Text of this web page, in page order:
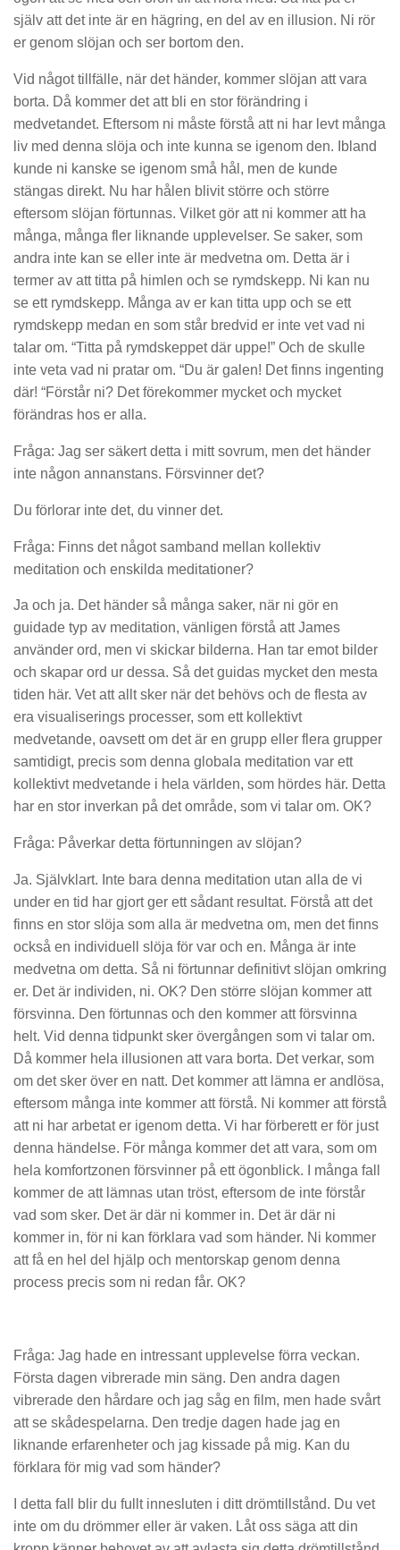
själv att det inte är en hägring, en del av en illusion. Ni rör
er genom slöjan och ser bortom den.
Vid något tillfälle, när det händer, kommer slöjan att vara
borta. Då kommer det att bli en stor förändring i
medvetandet. Eftersom ni måste förstå att ni har levt många
liv med denna slöja och inte kunna se igenom den. Ibland
kunde ni kanske se igenom små hål, men de kunde
stängas direkt. Nu har hålen blivit större och större
eftersom slöjan förtunnas. Vilket gör att ni kommer att ha
många, många fler liknande upplevelser. Se saker, som
andra inte kan se eller inte är medvetna om. Detta är i
termer av att titta på himlen och se rymdskepp. Ni kan nu
se ett rymdskepp. Många av er kan titta upp och se ett
rymdskepp medan en som står bredvid er inte vet vad ni
talar om. “Titta på rymdskeppet där uppe!” Och de skulle
inte veta vad ni pratar om. “Du är galen! Det finns ingenting
där! “Förstår ni? Det förekommer mycket och mycket
förändras hos er alla.
Fråga: Jag ser säkert detta i mitt sovrum, men det händer
inte någon annanstans. Försvinner det?
Du förlorar inte det, du vinner det.
Fråga: Finns det något samband mellan kollektiv
meditation och enskilda meditationer?
Ja och ja. Det händer så många saker, när ni gör en
guidade typ av meditation, vänligen förstå att James
använder ord, men vi skickar bilderna. Han tar emot bilder
och skapar ord ur dessa. Så det guidas mycket den mesta
tiden här. Vet att allt sker när det behövs och de flesta av
era visualiserings processer, som ett kollektivt
medvetande, oavsett om det är en grupp eller flera grupper
samtidigt, precis som denna globala meditation var ett
kollektivt medvetande i hela världen, som hördes här. Detta
har en stor inverkan på det område, som vi talar om. OK?
Fråga: Påverkar detta förtunningen av slöjan?
Ja. Självklart. Inte bara denna meditation utan alla de vi
under en tid har gjort ger ett sådant resultat. Förstå att det
finns en stor slöja som alla är medvetna om, men det finns
också en individuell slöja för var och en. Många är inte
medvetna om detta. Så ni förtunnar definitivt slöjan omkring
er. Det är individen, ni. OK? Den större slöjan kommer att
försvinna. Den förtunnas och den kommer att försvinna
helt. Vid denna tidpunkt sker övergången som vi talar om.
Då kommer hela illusionen att vara borta. Det verkar, som
om det sker över en natt. Det kommer att lämna er andlösa,
eftersom många inte kommer att förstå. Ni kommer att förstå
att ni har arbetat er igenom detta. Vi har förberett er för just
denna händelse. För många kommer det att vara, som om
hela komfortzonen försvinner på ett ögonblick. I många fall
kommer de att lämnas utan tröst, eftersom de inte förstår
vad som sker. Det är där ni kommer in. Det är där ni
kommer in, för ni kan förklara vad som händer. Ni kommer
att få en hel del hjälp och mentorskap genom denna
process precis som ni redan får. OK?
Fråga: Jag hade en intressant upplevelse förra veckan.
Första dagen vibrerade min säng. Den andra dagen
vibrerade den hårdare och jag såg en film, men hade svårt
att se skådespelarna. Den tredje dagen hade jag en
liknande erfarenheter och jag kissade på mig. Kan du
förklara för mig vad som händer?
I detta fall blir du fullt innesluten i ditt drömtillstånd. Du vet
inte om du drömmer eller är vaken. Låt oss säga att din